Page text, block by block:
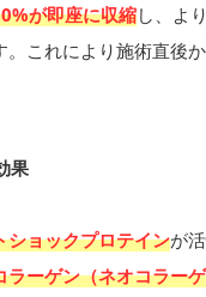
が即座に収縮し、よ
。これにより施術直後
果
ショックプロテインが
ラーゲン（ネオコラー